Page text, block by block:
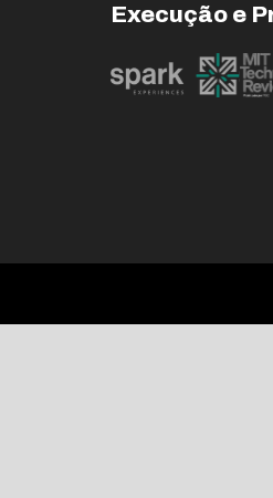
Execução e